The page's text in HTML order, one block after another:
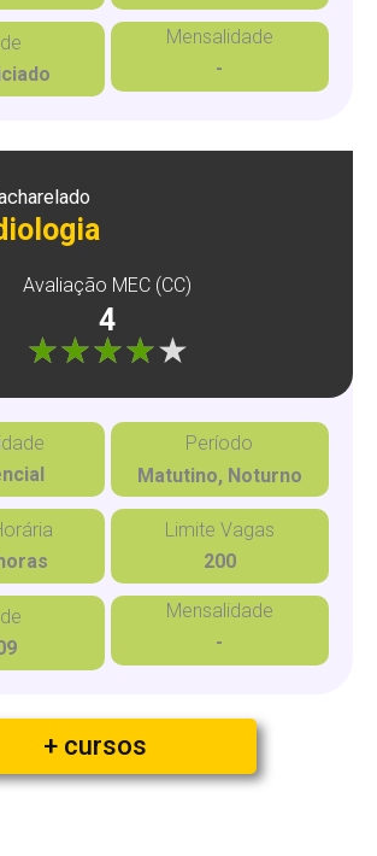
Mensalidade
-
Avaliação MEC (CC)
4
Período
Matutino, Noturno
Limite Vagas
200
Mensalidade
-
+ cursos